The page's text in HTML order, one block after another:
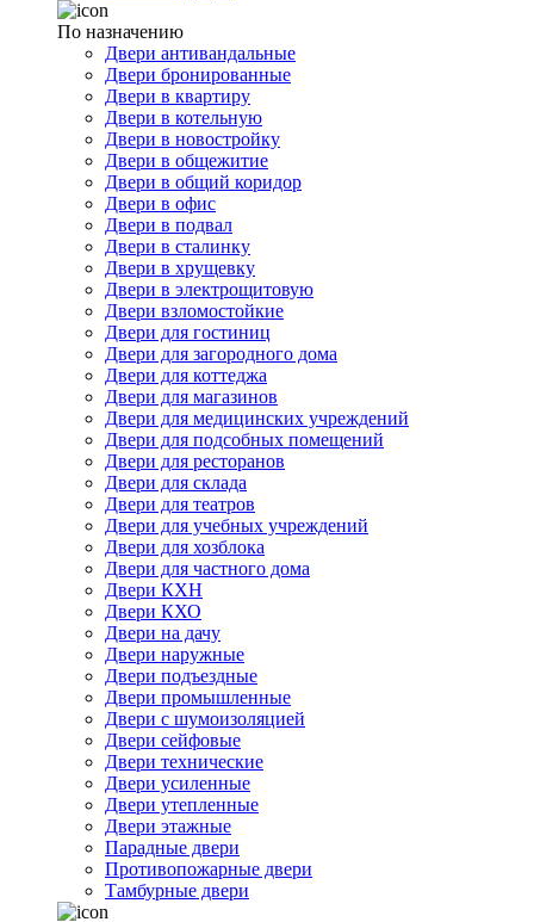
По назначению
Двери антивандальные
Двери бронированные
Двери в квартиру
Двери в котельную
Двери в новостройку
Двери в общежитие
Двери в общий коридор
Двери в офис
Двери в подвал
Двери в сталинку
Двери в хрущевку
Двери в электрощитовую
Двери взломостойкие
Двери для гостиниц
Двери для загородного дома
Двери для коттеджа
Двери для магазинов
Двери для медицинских учреждений
Двери для подсобных помещений
Двери для ресторанов
Двери для склада
Двери для театров
Двери для учебных учреждений
Двери для хозблока
Двери для частного дома
Двери КХН
Двери КХО
Двери на дачу
Двери наружные
Двери подъездные
Двери промышленные
Двери с шумоизоляцией
Двери сейфовые
Двери технические
Двери усиленные
Двери утепленные
Двери этажные
Парадные двери
Противопожарные двери
Тамбурные двери